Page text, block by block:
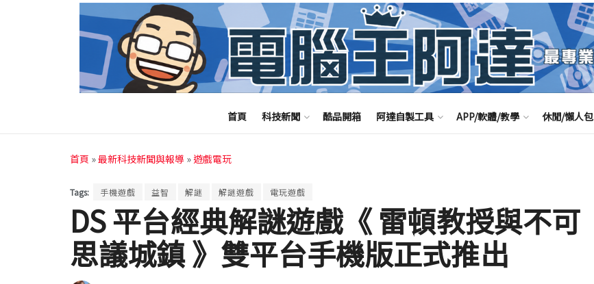
首頁 科技新聞 酷品開箱 阿達自製工具 APP/軟體/教學 休閒/懶人包
首頁 »最新科技新聞與報導 »遊戲電玩
Tags: 手機遊戲 益智 解謎 解謎遊戲 電玩遊戲
DS 平台經典解謎遊戲《 雷頓教授與不可
思議城鎮 》雙平台手機版正式推出